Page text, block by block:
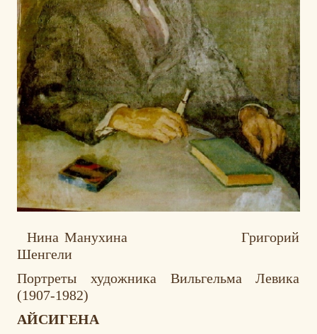
Нина Манухина Григорий
Шенгели
Портреты художника Вильгельма Левика
(1907-1982)
АЙСИГЕНА